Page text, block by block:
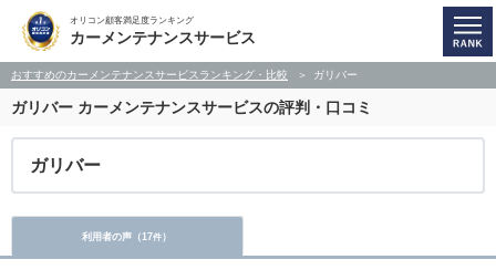
オリコン顧客満足度ランキング
カーメンテナンスサービス
おすすめのカーメンテナンスサービスランキング・比較 ガリバー
ガリバー カーメンテナンスサービスの評判・口コミ
ガリバー
利用者の声（17件）